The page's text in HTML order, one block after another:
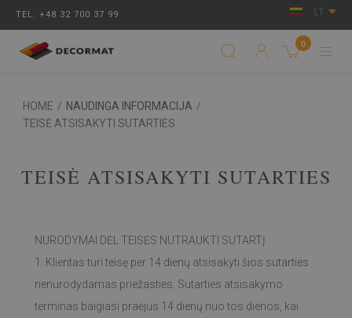
TEL: +48 32 700 37 99
0
HOME / NAUDINGA INFORMACIJA /
TEISĖ ATSISAKYTI SUTARTIES
TEISĖ ATSISAKYTI SUTARTIES
NURODYMAI DĖL TEISĖS NUTRAUKTI SUTARTĮ
1. Klientas turi teisę per 14 dienų atsisakyti šios sutarties
nenurodydamas priežasties. Sutarties atsisakymo
terminas baigiasi praėjus 14 dienų nuo tos dienos, kai